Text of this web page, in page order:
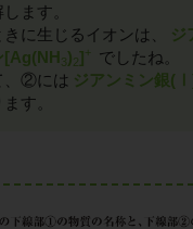
ます。
きに生じるイオンは、
ジ
[Ag(NH3)2]+
でしたね。
、②には ジアンミン銀
す。